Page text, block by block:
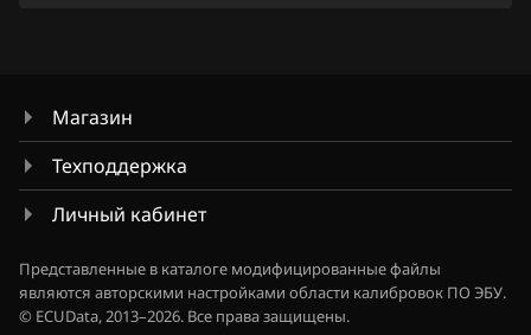
Saab
Seat
Shacman
Магазин
Техподдержка
Личный кабинет
Представленные в каталоге модифицированные файлы
являются авторскими настройками области калибровок ПО ЭБУ.
© ECUData, 2013–2026. Все права защищены.